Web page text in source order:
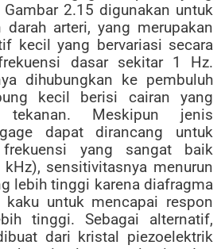
2.15 digunakan untuk
darah arteri, yang merupakan
kecil yang bervariasi secara
dasar sekitar 1 Hz.
dihubungkan ke pembuluh
kecil berisi cairan yang
Meskipun jenis
dapat dirancang untuk
yang sangat baik
sensitivitasnya menurun
lebih tinggi karena diafragma
untuk mencapai respon
tinggi. Sebagai alternatif,
dari kristal piezoelektrik